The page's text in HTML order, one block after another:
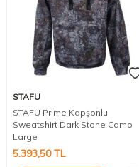
STAFU
STAFU Prime Kapşonlu
Sweatshirt Dark Stone Camo
Large
5.393,50TL